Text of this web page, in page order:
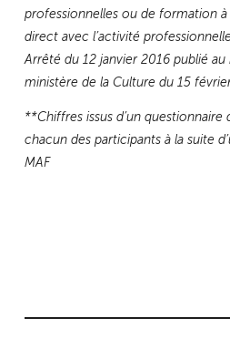
professionnelles ou de formation à
direct avec l’activité
Arrêté du 12 janvier 2016 publié
ministère de la Culture du 15
**Chiffres issus d’un
chacun des participants à la suite
MAF